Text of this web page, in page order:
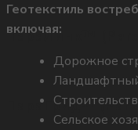
8 (909) 430-52-22
WhatsApp
ПараГрид™
Геотекстиль
включая:
Дорожное
Сельское